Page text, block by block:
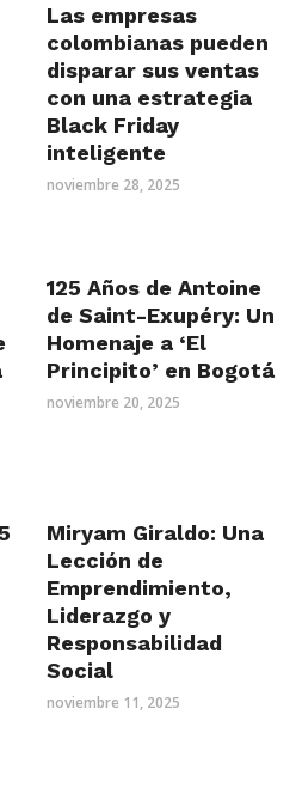
Las empresas
colombianas pueden
disparar sus ventas
con una estrategia
Black Friday
inteligente
noviembre 28, 2025
125 Años de Antoine
de Saint-Exupéry: Un
Homenaje a ‘El
Principito’ en Bogotá
noviembre 20, 2025
Miryam Giraldo: Una
Lección de
Emprendimiento,
Liderazgo y
Responsabilidad
Social
noviembre 11, 2025